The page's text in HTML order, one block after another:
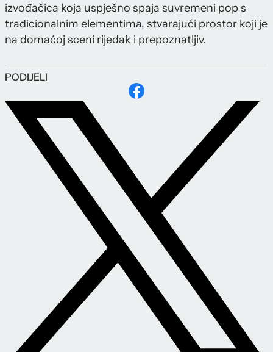
izvođačica koja uspješno spaja suvremeni pop s
tradicionalnim elementima, stvarajući prostor koji je
na domaćoj sceni rijedak i prepoznatljiv.
PODIJELI